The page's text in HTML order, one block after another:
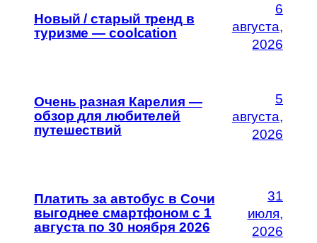
Новый / старый тренд в
туризме — coolcation
6
августа,
2026
Очень разная Карелия —
обзор для любителей
путешествий
5
августа,
2026
Платить за автобус в Сочи
выгоднее смартфоном с 1
августа по 30 ноября 2026
31
июля,
2026